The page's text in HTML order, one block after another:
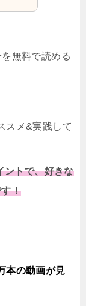
無料で読める
スメ&実践して
ントで、好きな
！
本の動画が見